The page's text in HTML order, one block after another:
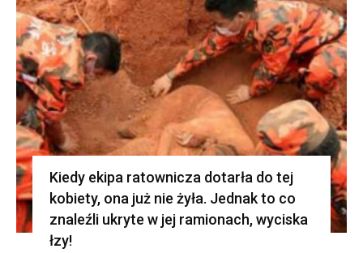
Kiedy ekipa ratownicza dotarła do tej
kobiety, ona już nie żyła. Jednak to co
znaleźli ukryte w jej ramionach, wyciska
łzy!